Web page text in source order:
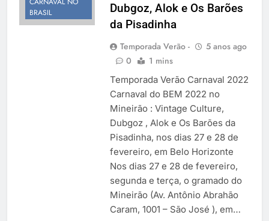
Temporada Verão 2027
BRASIL
Dubgoz, Alok e Os Barões
da Pisadinha
Temporada Verão -
5 anos ago
0
1 mins
Temporada Verão Carnaval 2022
Carnaval do BEM 2022 no
Mineirão : Vintage Culture,
Dubgoz , Alok e Os Barões da
Pisadinha, nos dias 27 e 28 de
fevereiro, em Belo Horizonte
Nos dias 27 e 28 de fevereiro,
segunda e terça, o gramado do
Mineirão (Av. Antônio Abrahão
Caram, 1001 – São José ), em…